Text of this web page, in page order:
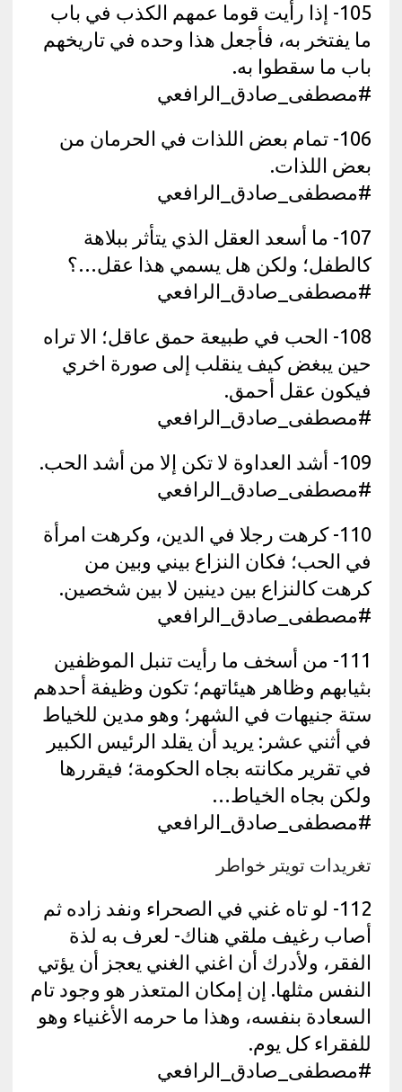
105- إذا رأيت قوما عمهم الكذب في باب
ما يفتخر به، فأجعل هذا وحده في تاريخهم
باب ما سقطوا به.
#مصطفى_صادق_الرافعي
106- تمام بعض اللذات في الحرمان من
بعض اللذات.
#مصطفى_صادق_الرافعي
107- ما أسعد العقل الذي يتأثر ببلاهة
كالطفل؛ ولكن هل يسمي هذا عقل…؟
#مصطفى_صادق_الرافعي
108- الحب في طبيعة حمق عاقل؛ الا تراه
حين يبغض كيف ينقلب إلى صورة اخري
فيكون عقل أحمق.
#مصطفى_صادق_الرافعي
109- أشد العداوة لا تكن إلا من أشد الحب.
#مصطفى_صادق_الرافعي
110- كرهت رجلا في الدين، وكرهت امرأة
في الحب؛ فكان النزاع بيني وبين من
كرهت كالنزاع بين دينين لا بين شخصين.
#مصطفى_صادق_الرافعي
111- من أسخف ما رأيت تنبل الموظفين
بثيابهم وظاهر هيئاتهم؛ تكون وظيفة أحدهم
ستة جنيهات في الشهر؛ وهو مدين للخياط
في أثني عشر: يريد أن يقلد الرئيس الكبير
في تقرير مكانته بجاه الحكومة؛ فيقررها
ولكن بجاه الخياط…
#مصطفى_صادق_الرافعي
تغريدات تويتر خواطر
112- لو تاه غني في الصحراء ونفد زاده ثم
أصاب رغيف ملقي هناك- لعرف به لذة
الفقر، ولأدرك أن اغني الغني يعجز أن يؤتي
النفس مثلها. إن إمكان المتعذر هو وجود تام
السعادة بنفسه، وهذا ما حرمه الأغنياء وهو
للفقراء كل يوم.
#مصطفى_صادق_الرافعي